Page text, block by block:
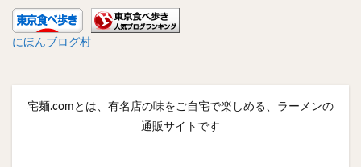
にほんブログ村
宅麺.comとは、有名店の味をご自宅で楽しめる、ラーメンの
通販サイトです